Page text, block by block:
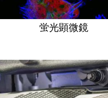
蛍光顕微鏡